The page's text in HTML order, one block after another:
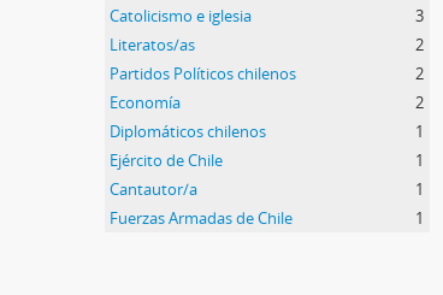
Catolicismo e iglesia
3
Literatos/as
2
Partidos Políticos chilenos
2
Economía
2
Diplomáticos chilenos
1
Ejército de Chile
1
Cantautor/a
1
Fuerzas Armadas de Chile
1